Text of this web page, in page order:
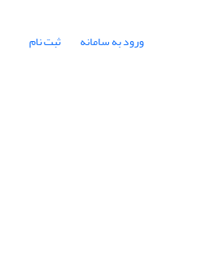
ورود به سامانه ثبت نام